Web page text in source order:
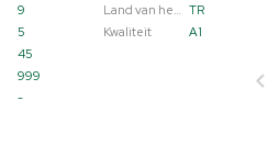
9
TR
5 Kwaliteit
A1
45
999
-